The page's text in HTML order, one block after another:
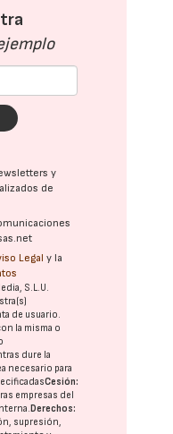
y
de
Legal y la
S.L.U.
de usuario.
la misma o
dure la
necesario para
Cesión:
empresas del
Derechos:
supresión,